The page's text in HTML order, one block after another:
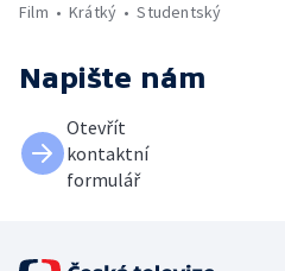
Film
Krátký Studentský
Napište nám
Otevřít
kontaktní
formulář